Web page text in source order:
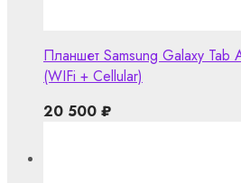
Планшет Samsung Galaxy
(WIFi + Cellular)
20 500 ₽